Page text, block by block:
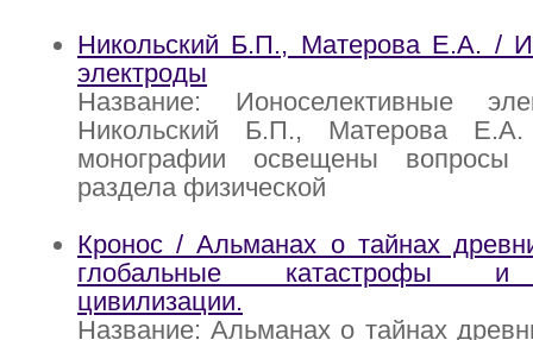
Никольский Б.П., Матерова Е.А. /
электроды
Название: Ионоселективные
Никольский Б.П., Матерова
монографии освещены
раздела физической
Кронос / Альманах о тайнах
глобальные катастрофы и
цивилизации.
Название: Альманах о тайнах